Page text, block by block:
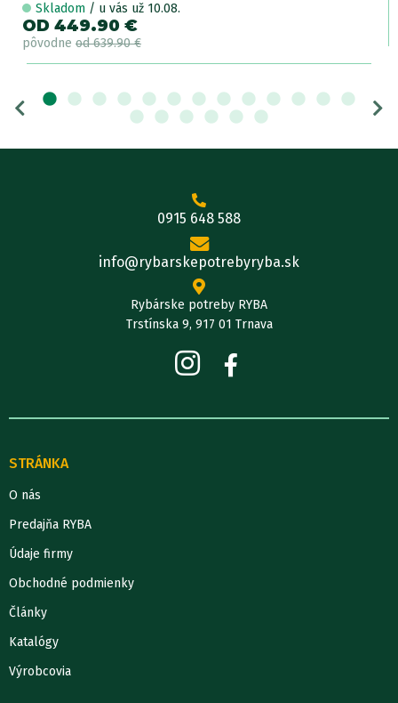
Skladom / u vás už 10.08.
OD 449.90 €
pôvodne od 639.90 €
0915 648 588
info@rybarskepotrebyryba.sk
Rybárske potreby RYBA
Trstínska 9, 917 01 Trnava
STRÁNKA
O nás
Predajňa RYBA
Údaje firmy
Obchodné podmienky
Články
Katalógy
Výrobcovia